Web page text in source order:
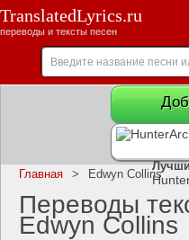
TranslatedLyrics.ru
переводы и тексты песен
Главная > Edwyn Collins
Переводы
Edwyn Collins